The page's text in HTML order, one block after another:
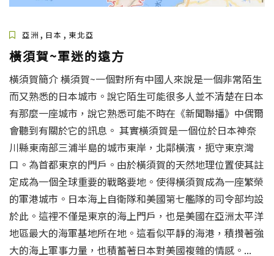
亞洲 , 日本 , 東北亞
橫須賀~軍迷的遠方
橫須賀簡介 橫須賀~一個對所有中國人來說是一個非常陌生
而又熟悉的日本城市。說它陌生可能很多人並不清楚在日本
有那麼一座城市，說它熟悉可能不時在《新聞聯播》中偶爾
會聽到有關於它的訊息。 其實橫須賀是一個位於日本神奈
川縣東南部三浦半島的城市東岸，北鄰橫濱，扼守東京灣
口。為首都東京的門戶。由於橫須賀的天然地理位置使其註
定成為一個全球重要的戰略要地。使得橫須賀成為一座繁榮
的軍港城市。日本海上自衛隊和美國第七艦隊的司令部均設
於此。這裡不僅是東京的海上門戶，也是美國在亞洲太平洋
地區最大的海軍基地所在地。這看似平靜的海港，積攢著強
大的海上軍事力量，也積蓄著日本對美國複雜的情感。...